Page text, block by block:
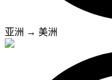
亚洲 → 美洲